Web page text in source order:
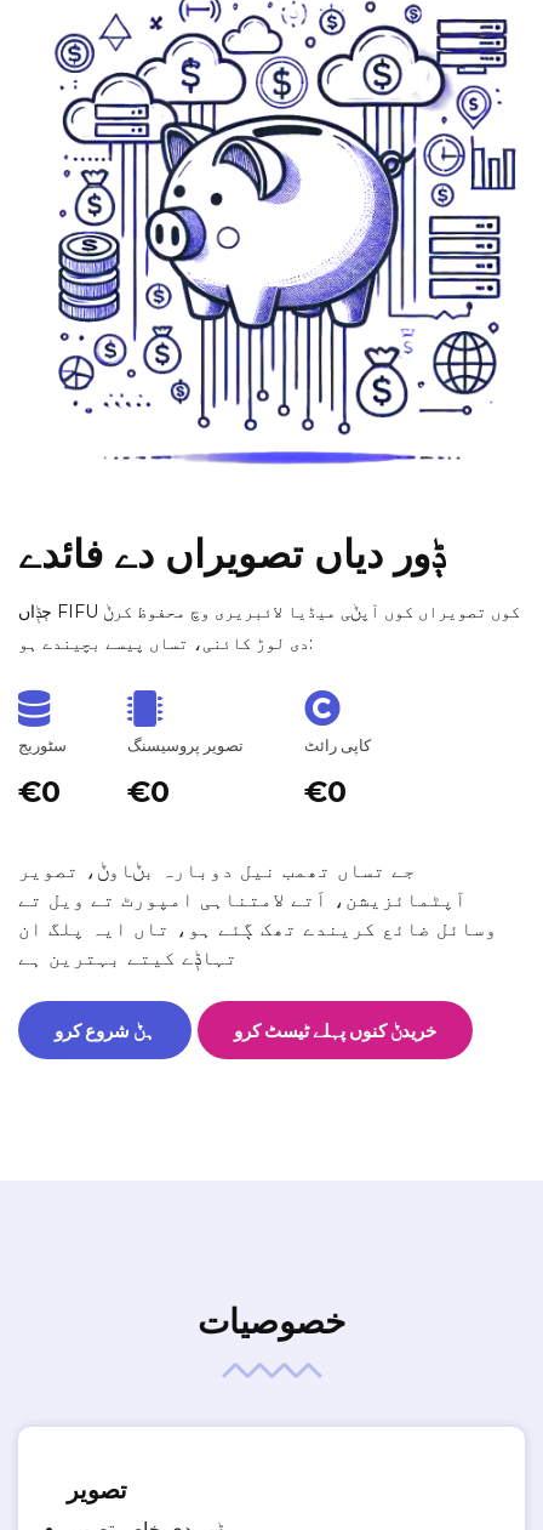
ݙور دیاں تصویراں دے فائدے
ڄݙاں FIFU کوں تصویراں کوں آپݨی میڈیا لائبریری وچ محفوظ کرݨ
دی لوڑ کائنی، تساں پیسے بچیندے ہو:
سٹوریج
€0
تصویر پروسیسنگ
€0
کاپی رائٹ
€0
جے تساں تھمب نیل دوبارہ بݨاوݨ، تصویر
آپٹمائزیشن، اَتے لامتناہی امپورٹ تے ویل تے
وسائل ضائع کریندے تھک ڳئے ہو، تاں ایہ پلگ ان
تہاݙے کیتے بہترین ہے
ہݨ شروع کرو خریدݨ کنوں پہلے ٹیسٹ کرو
خصوصیات
تصویر